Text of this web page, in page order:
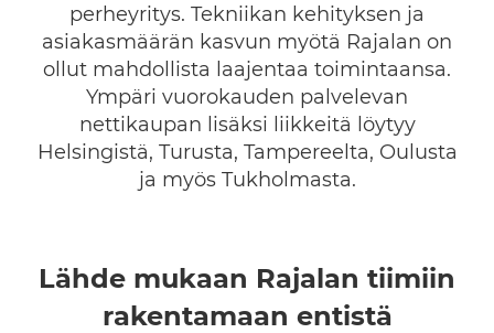
perheyritys. Tekniikan kehityksen ja
asiakasmäärän kasvun myötä Rajalan on
ollut mahdollista laajentaa toimintaansa.
Ympäri vuorokauden palvelevan
nettikaupan lisäksi liikkeitä löytyy
Helsingistä, Turusta, Tampereelta, Oulusta
ja myös Tukholmasta.
Lähde mukaan Rajalan tiimiin
rakentamaan entistä